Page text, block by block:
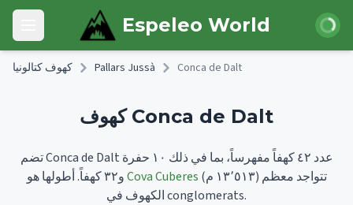
Skip to main content
Open main menu Espeleo World الدخول
كهوف كتالونيا Pallars Jussà Conca de Dalt
كهوف Conca de Dalt
تضم Conca de Dalt عدد ٤٢ كهفاً مفهرساً، بما في ذلك ١٠ حفرة
و٣٢ كهفاً.Cova Cuberes (١٣٬٥١٣ م) تتواجد معظم
الكهوف في conglomerats.